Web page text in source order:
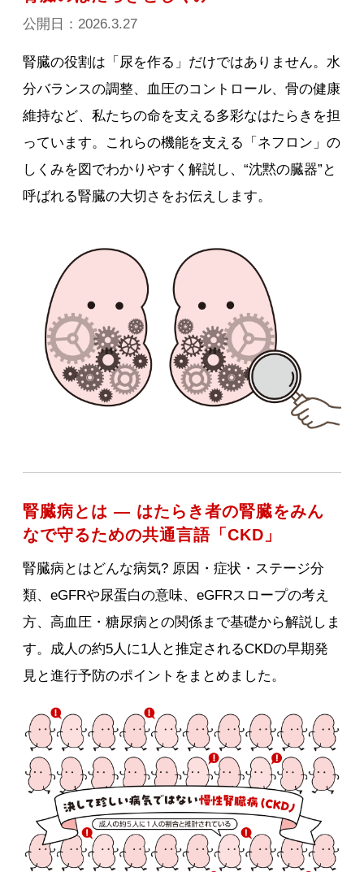
公開日：2026.3.27
腎臓の役割は「尿を作る」だけではありません。水
分バランスの調整、血圧のコントロール、骨の健康
維持など、私たちの命を支える多彩なはたらきを担
っています。これらの機能を支える「ネフロン」の
しくみを図でわかりやすく解説し、“沈黙の臓器”と
呼ばれる腎臓の大切さをお伝えします。
腎臓病とは ― はたらき者の腎臓をみん
なで守るための共通言語「CKD」
腎臓病とはどんな病気? 原因・症状・ステージ分
類、eGFRや尿蛋白の意味、eGFRスロープの考え
方、高血圧・糖尿病との関係まで基礎から解説しま
す。成人の約5人に1人と推定されるCKDの早期発
見と進行予防のポイントをまとめました。